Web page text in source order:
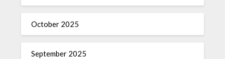
October 2025
September 2025